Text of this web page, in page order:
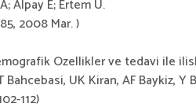
Alpay E; Ertem U.
2008 Mar. )
Ozellikler ve tedavi ile
UK Kiran, AF Baykiz, Y
112)